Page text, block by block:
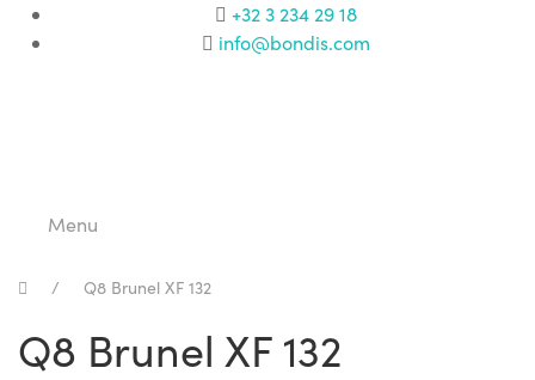
+32 3 234 29 18
info@bondis.com
Menu
Q8 Brunel XF 132
Q8 Brunel XF 132